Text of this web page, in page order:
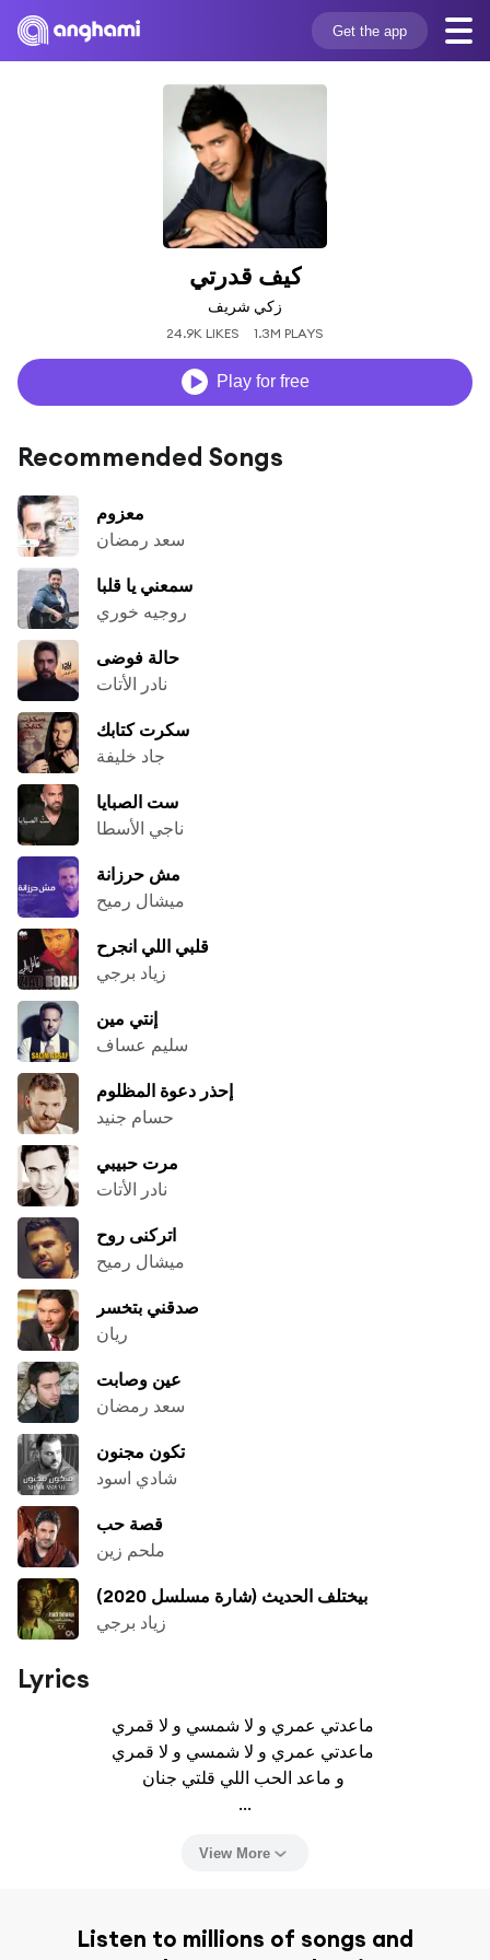
Get the app
كيف قدرتي
زكي شريف
24.9K LIKES 1.3M PLAYS
Play for free
Recommended Songs
معزوم
سعد رمضان
سمعني يا قلبا
روجيه خوري
حالة فوضى
نادر الأتات
سكرت كتابك
جاد خليفة
ست الصبايا
ناجي الأسطا
ميشال رميح
قلبي اللي انجرح
زياد برجي
إنتي مين
سليم عساف
إحذر دعوة المظلوم
حسام جنيد
مرت حبيبي
نادر الأتات
اتركنى روح
ميشال رميح
صدقني بتخسر
ريان
عين وصابت
سعد رمضان
تكون مجنون
شادي اسود
قصة حب
ملحم زين
بيختلف الحديث (شارة مسلسل 2020)
زياد برجي
Lyrics
ماعدتي عمري و لا شمسي و لا قمري
ماعدتي عمري و لا شمسي و لا قمري
و ماعد الحب اللي قلتي جنان
...
View More
Listen to millions of songs and